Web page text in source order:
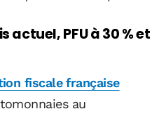
actuel, PFU à 30 % et
fiscale française
au